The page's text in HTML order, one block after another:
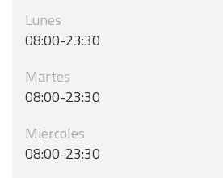
Lunes
08:00-23:30
Martes
08:00-23:30
Miercoles
08:00-23:30